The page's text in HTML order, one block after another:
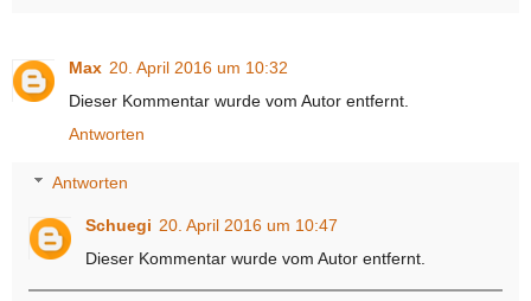
Max 20. April 2016 um 10:32
Dieser Kommentar wurde vom Autor entfernt.
Antworten
Antworten
Schuegi 20. April 2016 um 10:47
Dieser Kommentar wurde vom Autor entfernt.